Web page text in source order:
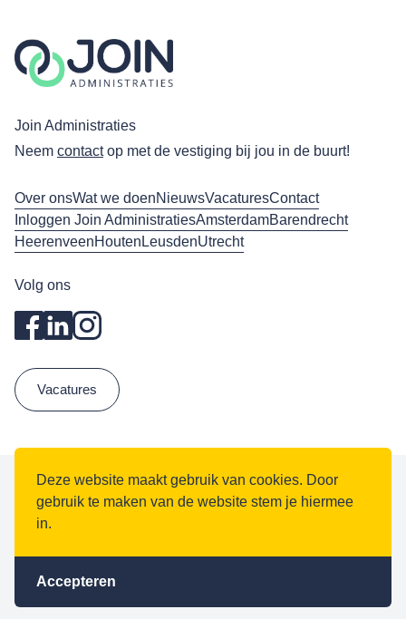
Deze website maakt gebruik van cookies. Door
gebruik te maken van de website stem je hiermee
in.
Accepteren
Join Administraties
Neem contactop met de vestiging bij jou in de buurt!
Over onsWat we doenNieuwsVacaturesContact
Inloggen Join AdministratiesAmsterdamBarendrecht
HeerenveenHouten LeusdenUtrecht
Volg ons
Vacatures
Algemene voorwaarden
Kvk: 97005967